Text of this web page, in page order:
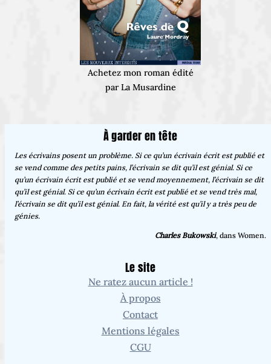
Achetez mon roman édité
par La Musardine
À garder en tête
Les écrivains posent un problème. Si ce qu’un écrivain écrit est publié et
se vend comme des petits pains, l’écrivain se dit qu’il est génial. Si ce
qu’un écrivain écrit est publié et se vend moyennement, l’écrivain se dit
qu’il est génial. Si ce qu’un écrivain écrit est publié et se vend très mal,
l’écrivain se dit qu’il est génial. En fait, la vérité est qu’il y a très peu de
génies.
Charles Bukowski, dans Women.
Le site
Ne ratez aucun article !
À propos
Contact
Mentions légales
CGU